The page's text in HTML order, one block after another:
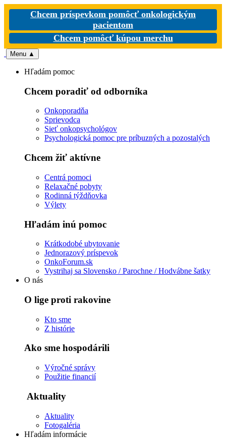
Chcem príspevkom pomôcť onkologickým
pacientom
Chcem pomôcť kúpou merchu
Menu ▲
Hľadám pomoc
Chcem poradiť od odborníka
Onkoporadňa
Sprievodca
Sieť onkopsychológov
Psychologická pomoc pre príbuzných a pozostalých
Chcem žiť aktívne
Centrá pomoci
Relaxačné pobyty
Rodinná týždňovka
Výlety
Hľadám inú pomoc
Krátkodobé ubytovanie
Jednorazový príspevok
OnkoForum.sk
Vystrihaj sa Slovensko / Parochne / Hodvábne šatky
O nás
O lige proti rakovine
Kto sme
Z histórie
Ako sme hospodárili
Výročné správy
Použitie financií
Aktuality
Aktuality
Fotogaléria
Hľadám informácie